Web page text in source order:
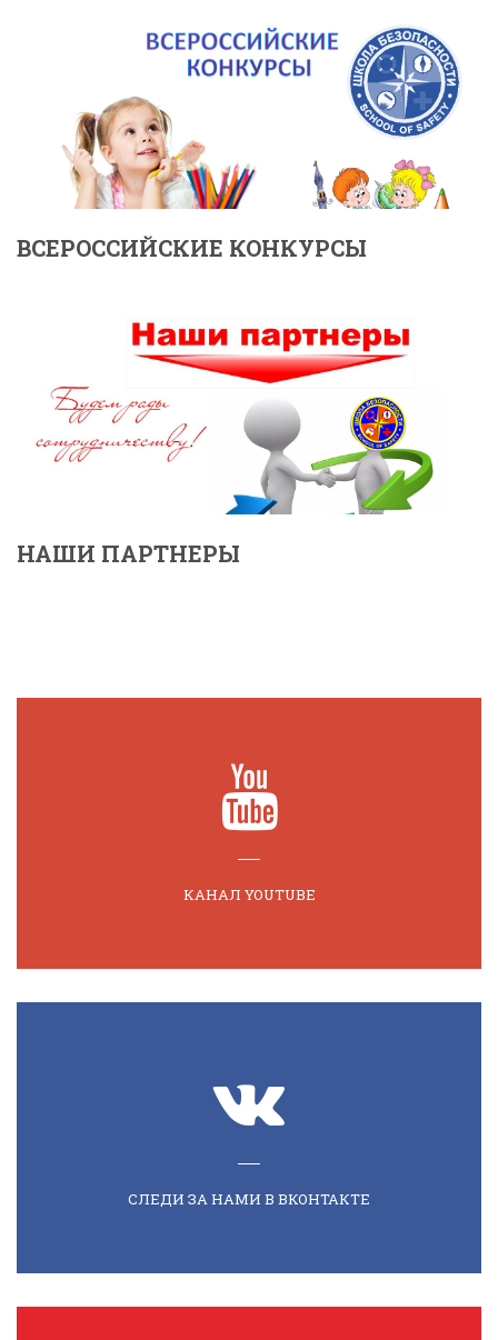
ВСЕРОССИЙСКИЕ КОНКУРСЫ
НАШИ ПАРТНЕРЫ
КАНАЛ YOUTUBE
СЛЕДИ ЗА НАМИ В ВКОНТАКТЕ